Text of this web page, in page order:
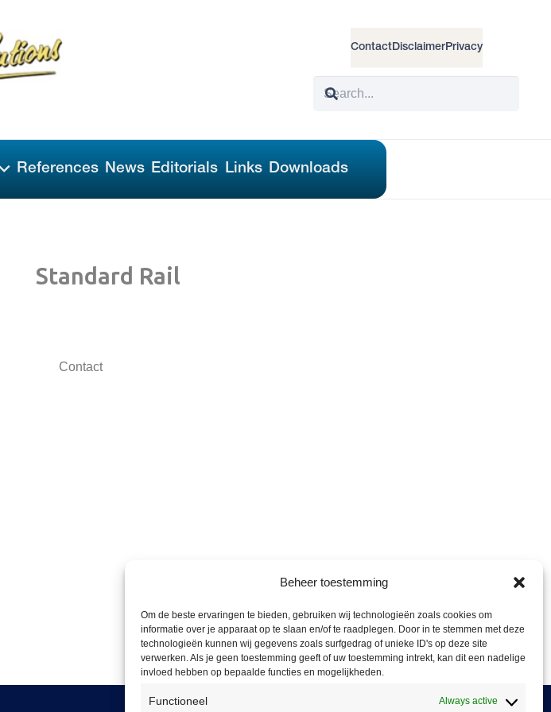
Beheer toestemming
Om de beste ervaringen te bieden, gebruiken wij technologieën zoals cookies om
informatie over je apparaat op te slaan en/of te raadplegen. Door in te stemmen met deze
technologieën kunnen wij gegevens zoals surfgedrag of unieke ID's op deze site
verwerken. Als je geen toestemming geeft of uw toestemming intrekt, kan dit een nadelige
invloed hebben op bepaalde functies en mogelijkheden.
Functioneel Always active
ContactDisclaimerPrivacy
References News Editorials Links Downloads
Standard Rail
Contact